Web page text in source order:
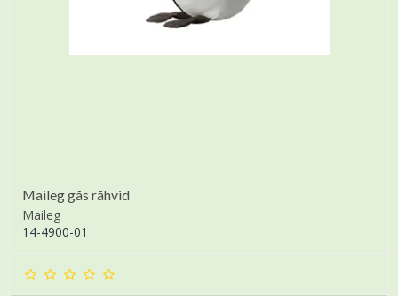
Maileg gås råhvid
Maileg
14-4900-01